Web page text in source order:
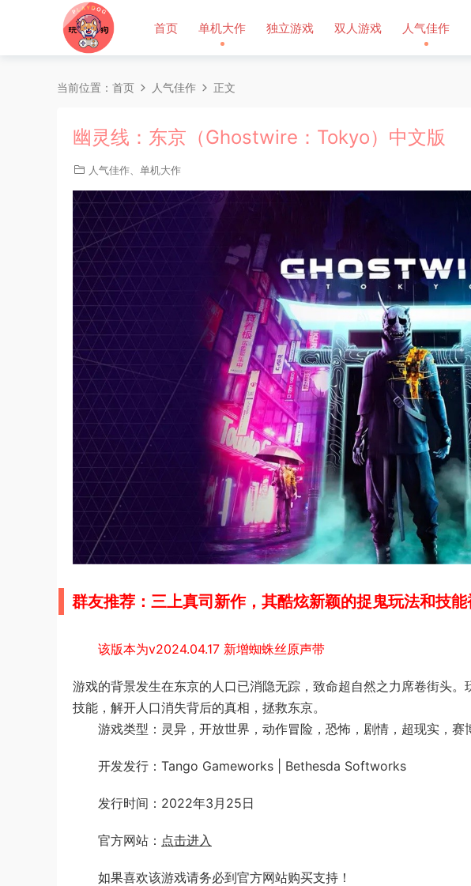
首页 单机大作 独立游戏 双人游戏 人气佳作
当前位置： 首页 人气佳作 正文
幽灵线：东京（Ghostwire：Tokyo）中文版
人气佳作 单机大作
群友推荐：三上真司新作， 其酷炫新颖的捉鬼玩法和技能
该版本为v2024.04.17 新增蜘蛛丝原声带
游戏的背景发生在东京的人口已消隐无踪，致命超自然之力席卷街头
技能，解开人口消失背后的真相，拯救东京。
游戏类型：灵异，开放世界，动作冒险，恐怖，剧情，超现实，赛
开发发行：Tango Gameworks | Bethesda Softworks
发行时间：2022年3月25日
官方网站： 点击进入
如果喜欢该游戏请务必到官方网站购买支持！